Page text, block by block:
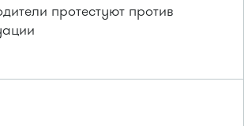
протестуют против